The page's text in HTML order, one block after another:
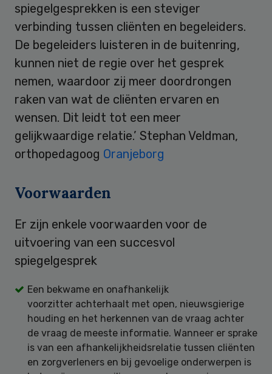
spiegelgesprekken is een steviger
verbinding tussen cliënten en begeleiders.
De begeleiders luisteren in de buitenring,
kunnen niet de regie over het gesprek
nemen, waardoor zij meer doordrongen
raken van wat de cliënten ervaren en
wensen. Dit leidt tot een meer
gelijkwaardige relatie.’ Stephan Veldman,
orthopedagoog Oranjeborg
Voorwaarden
Er zijn enkele voorwaarden voor de
uitvoering van een succesvol
spiegelgesprek
Een bekwame en onafhankelijk
voorzitter achterhaalt met open, nieuwsgierige
houding en het herkennen van de vraag achter
de vraag de meeste informatie. Wanneer er sprake
is van een afhankelijkheidsrelatie tussen cliënten
en zorgverleners en bij gevoelige onderwerpen is